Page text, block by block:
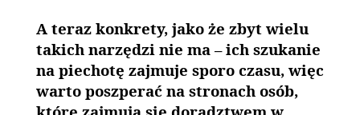
A teraz konkrety, jako że zbyt wielu
takich narzędzi nie ma – ich szukanie
na piechotę zajmuje sporo czasu, więc
warto poszperać na stronach osób,